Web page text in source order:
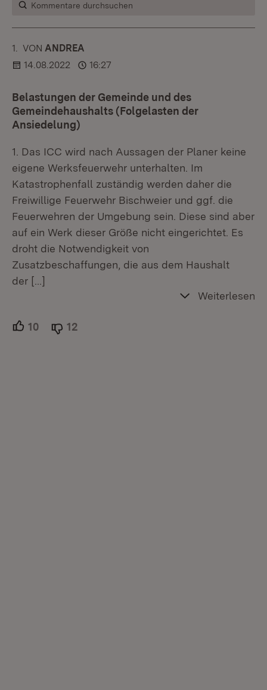
Kommentare durchsuchen
1. KOMMENTAR
VON :ANDREA
14.08.2022
16:27
Belastungen der Gemeinde und des
Gemeindehaushalts (Folgelasten der
Ansiedelung)
1. Das ICC wird nach Aussagen der Planer keine
eigene Werksfeuerwehr unterhalten. Im
Katastrophenfall zuständig werden daher die
Freiwillige Feuerwehr Bischweier und ggf. die
Feuerwehren der Umgebung sein. Diese sind aber
auf ein Werk dieser Größe nicht eingerichtet. Es
droht die Notwendigkeit von
Zusatzbeschaffungen, die aus dem Haushalt
der […]
Weiterlesen
10 Unterstützer.
12